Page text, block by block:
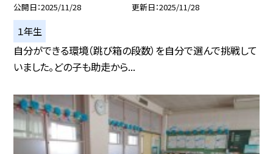
公開日 2025/11/28 更新日 2025/11/28
１年生
自分ができる環境（跳び箱の段数）を自分で選んで挑戦して
いました。どの子も助走から...